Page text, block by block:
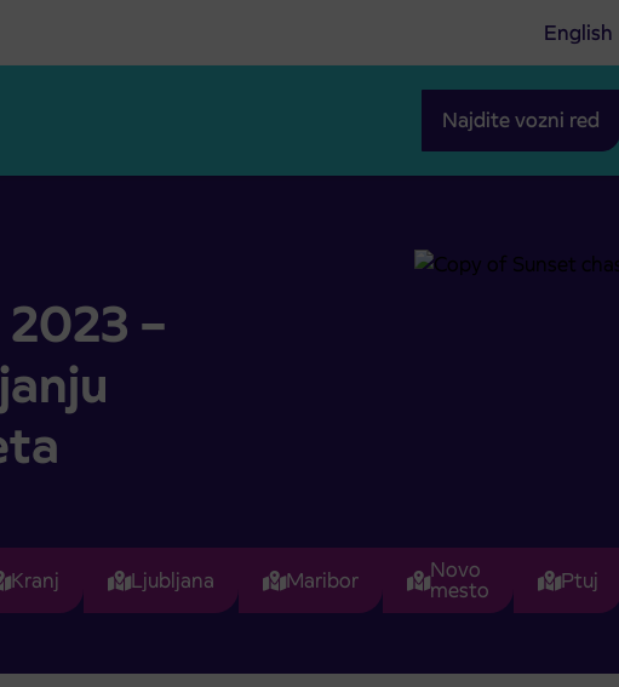
English
Najdite vozni red
avtobusnega prometa
–
Kranj Ljubljana Maribor Novo
mesto Ptuj